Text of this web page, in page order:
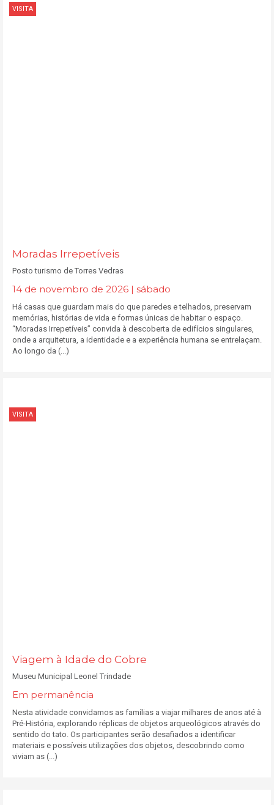
VISITA
Moradas Irrepetíveis
Posto turismo de Torres Vedras
14 de novembro de 2026 | sábado
Há casas que guardam mais do que paredes e telhados, preservam
memórias, histórias de vida e formas únicas de habitar o espaço.
“Moradas Irrepetíveis” convida à descoberta de edifícios singulares,
onde a arquitetura, a identidade e a experiência humana se entrelaçam.
Ao longo da (...)
VISITA
Viagem à Idade do Cobre
Museu Municipal Leonel Trindade
Em permanência
Nesta atividade convidamos as famílias a viajar milhares de anos até à
Pré-História, explorando réplicas de objetos arqueológicos através do
sentido do tato. Os participantes serão desafiados a identificar
materiais e possíveis utilizações dos objetos, descobrindo como
viviam as (...)